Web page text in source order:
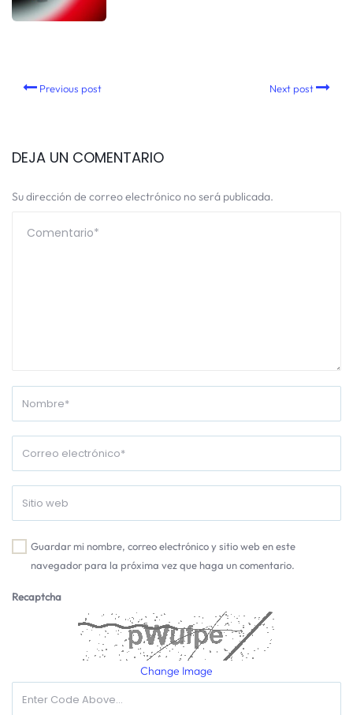
Previous post Next post
DEJA UN COMENTARIO
Su dirección de correo electrónico no será publicada.
Guardar mi nombre, correo electrónico y sitio web en este
navegador para la próxima vez que haga un comentario.
Recaptcha
Change Image